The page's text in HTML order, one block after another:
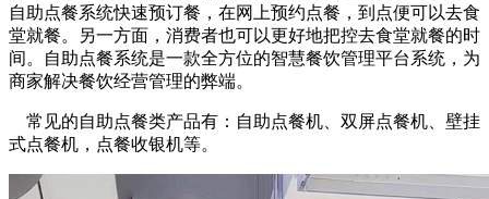
自助点餐系统快速预订餐，在网上预约点餐，到点便可以去食
堂就餐。另一方面，消费者也可以更好地把控去食堂就餐的时
间。自助点餐系统是一款全方位的智慧餐饮管理平台系统，为
商家解决餐饮经营管理的弊端。
常见的自助点餐类产品有：自助点餐机、双屏点餐机、壁挂
式点餐机，点餐收银机等。